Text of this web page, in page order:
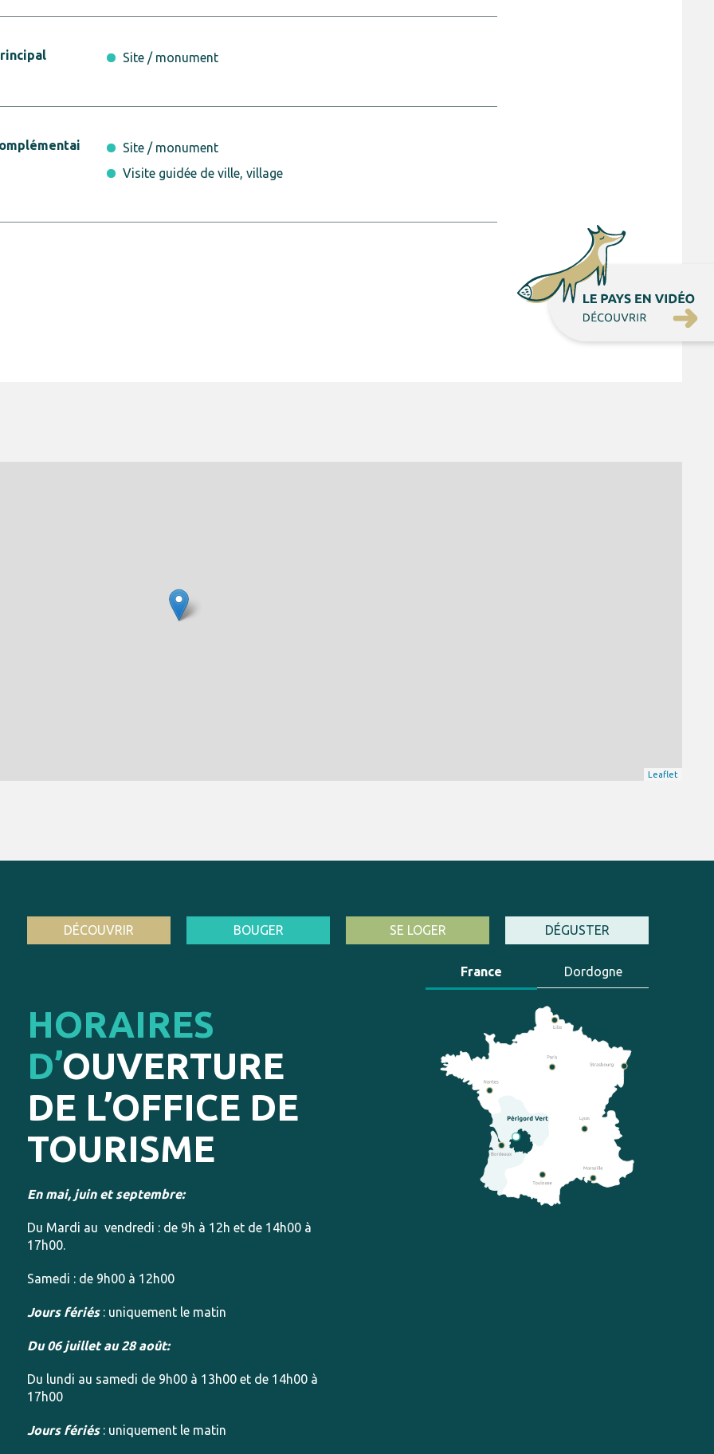
Site / monument
Site / monument
Visite guidée de ville, village
Leaflet
DÉCOUVRIR BOUGER SE LOGER DÉGUSTER
HORAIRES
D’OUVERTURE
DE L’OFFICE DE
TOURISME
En mai, juin et septembre:
Du Mardi au vendredi : de 9h à 12h et de 14h00 à
17h00.
Samedi : de 9h00 à 12h00
Jours fériés: uniquement le matin
Du 06 juillet au 28 août:
Du lundi au samedi de 9h00 à 13h00 et de 14h00 à
17h00
Jours fériés: uniquement le matin
France Dordogne